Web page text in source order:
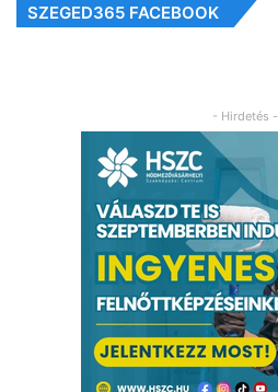
SZEGED365 FACEBOOK
- Hirdetés -